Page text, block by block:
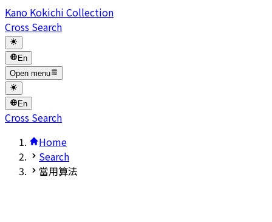
Kano Kokichi Collection
Cross Search
En
Open menu
En
Cross Search
Home
Search
當用算法